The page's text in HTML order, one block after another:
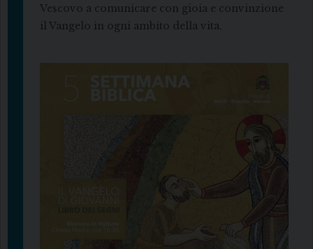
Vescovo a comunicare con gioia e convinzione
il Vangelo in ogni ambito della vita.